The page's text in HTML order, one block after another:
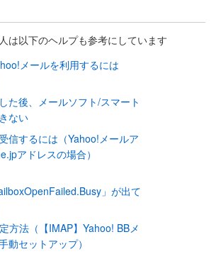
は以下のヘルプも参考にしています
メールを利用するには
た後、メールソフト/スマート
ない
信するには（Yahoo!メールア
アドレスの場合）
」が出て
方法（【IMAP】Yahoo! BBメ
動セットアップ）